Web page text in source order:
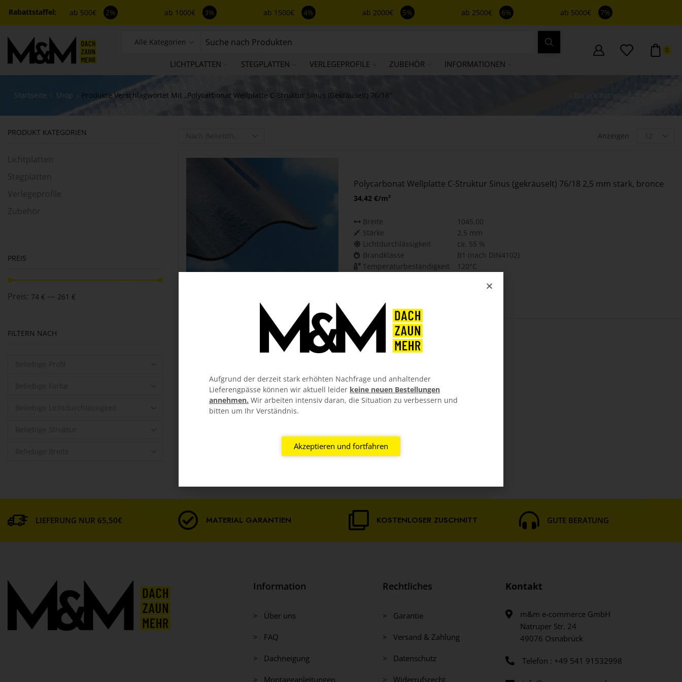
ab 500€ 2% ab 1000€ 3% ab 1500€ 4% ab 2000€ 5% ab 2500€ 6% ab 5000€ 7%
Alle Kategorien
LICHTPLATTEN STEGPLATTEN VERLEGEPROFILE ZUBEHÖR INFORMATIONEN
0
Startseite Shop Produkte Verschlagwortet Mit „Polycarbonat Wellplatte C-Struktur Sinus (gekräuselt) 76/18“ Zurück zur vorherigen Seite
Anzeigen
Polycarbonat Wellplatte C-Struktur Sinus (gekräuselt) 76/18 2,5 mm stark, bronce
34,42 €/m²
Breite
1045.00
Stärke
2,5 mm
Lichtdurchlässigkeit
ca. 55 %
Brandklasse
B1 (nach DIN4102)
Temperaturbeständigkeit
120°C
PRODUKT KATEGORIEN
Lichtplatten
Stegplatten
Verlegeprofile
Zubehör
PREIS
Preis: 74 € — 261 €
FILTERN NACH
LIEFERUNG NUR 65,50€ MATERIAL GARANTIEN KOSTENLOSER ZUSCHNITT GUTE BERATUNG
Information
> Über uns
> FAQ
> Dachneigung
> Montageanleitungen
Rechtliches
> Garantie
> Versand & Zahlung
> Datenschutz
> Widerrufsrecht
Kontakt
m&m e-commerce GmbH
Natruper Str. 24
49076 Osnabrück
Telefon : +49 541 91532998
Aufgrund der derzeit stark erhöhten Nachfrage und anhaltender
Lieferengpässe können wir aktuell leider keine neuen Bestellungen
annehmen. Wir arbeiten intensiv daran, die Situation zu verbessern und
bitten um Ihr Verständnis.
Akzeptieren und fortfahren